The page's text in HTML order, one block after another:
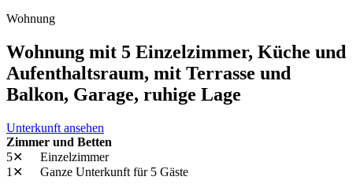
Wohnung
Wohnung mit 5 Einzelzimmer, Küche und
Aufenthaltsraum, mit Terrasse und
Balkon, Garage, ruhige Lage
Unterkunft ansehen
Zimmer und Betten
5✕
Einzelzimmer
1✕
Ganze Unterkunft für 5 Gäste